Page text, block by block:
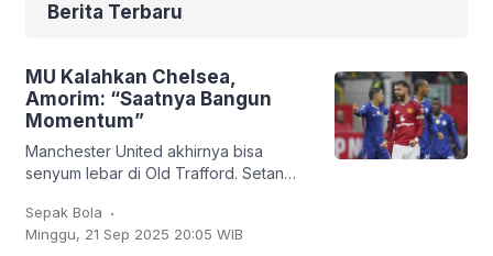
Berita Terbaru
MU Kalahkan Chelsea,
Amorim: “Saatnya Bangun
Momentum”
Manchester United akhirnya bisa
senyum lebar di Old Trafford. Setan
2-1 dalam lanjutan Liga Inggris, Sabtu
(20/9/2025). Bruno
Sepak Bola .
Minggu, 21 Sep 2025 20:05 WIB